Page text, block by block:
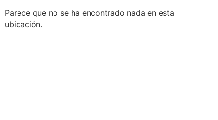
Parece que no se ha encontrado nada en esta
ubicación.